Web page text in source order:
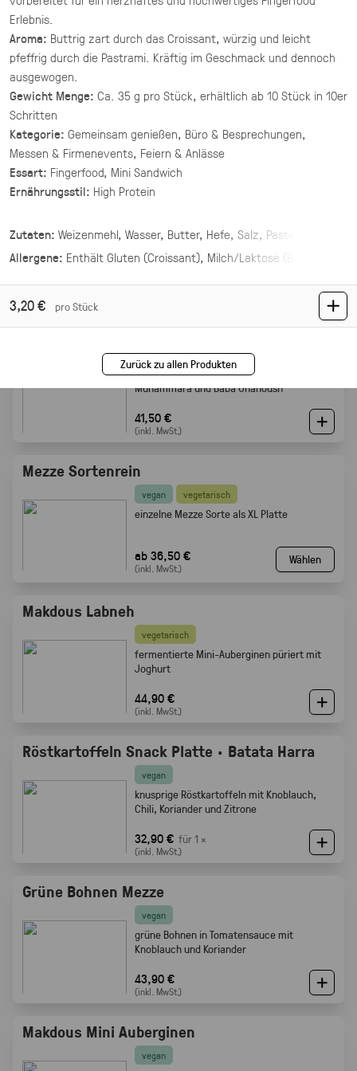
Erlebnis.
Aroma: Buttrig zart durch das Croissant, würzig und leicht
pfeffrig durch die Pastrami. Kräftig im Geschmack und dennoch
ausgewogen.
Gewicht Menge: Ca. 35 g pro Stück, erhältlich ab 10 Stück in 10er
Schritten
Kategorie: Gemeinsam genießen, Büro & Besprechungen,
Messen & Firmenevents, Feiern & Anlässe
Essart: Fingerfood, Mini Sandwich
Ernährungsstil: High Protein
Zutaten: Weizenmehl, Wasser, Butter, Hefe, Salz, Pastirma
Allergene: EnthältGluten (Croissant), Milch/Laktose (Butter)
3,20 € pro Stück
Zurück zu allen Produkten
Asiatische Brokkoli Platte
gegrillter Brokkoli und Champignons in
asiatischer Marinade mit Sesam und Ingwer.
34,90 € für 1 ×
(inkl. MwSt.)
Mezze Mix Deluxe
vier Hummus Variationen mit Toppings ·
Mezze Mix
vegan vegetarisch
vier Mezze Dips: Hummus, Mutabbal,
Muhammara und Baba Ghanoush
41,50 €
(inkl. MwSt.)
Mezze Sortenrein
vegan vegetarisch
einzelne Mezze Sorte als XL Platte
ab 36,50 €
(inkl. MwSt.)
Wählen
Makdous Labneh
vegetarisch
fermentierte Mini-Auberginen püriert mit
Joghurt
44,90 €
(inkl. MwSt.)
Röstkartoffeln Snack Platte · Batata Harra
vegan
knusprige Röstkartoffeln mit Knoblauch,
Chili, Koriander und Zitrone
32,90 € für 1 ×
(inkl. MwSt.)
Grüne Bohnen Mezze
vegan
grüne Bohnen in Tomatensauce mit
Knoblauch und Koriander
43,90 €
(inkl. MwSt.)
Makdous Mini Auberginen
vegan